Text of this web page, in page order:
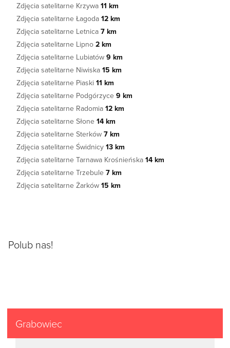
Zdjęcia satelitarne Krzywa 11 km
Zdjęcia satelitarne Łagoda 12 km
Zdjęcia satelitarne Letnica 7 km
Zdjęcia satelitarne Lipno 2 km
Zdjęcia satelitarne Lubiatów 9 km
Zdjęcia satelitarne Niwiska 15 km
Zdjęcia satelitarne Piaski 11 km
Zdjęcia satelitarne Podgórzyce 9 km
Zdjęcia satelitarne Radomia 12 km
Zdjęcia satelitarne Słone 14 km
Zdjęcia satelitarne Sterków 7 km
Zdjęcia satelitarne Świdnicy 13 km
Zdjęcia satelitarne Tarnawa Krośnieńska 14 km
Zdjęcia satelitarne Trzebule 7 km
Zdjęcia satelitarne Żarków 15 km
Polub nas!
Grabowiec